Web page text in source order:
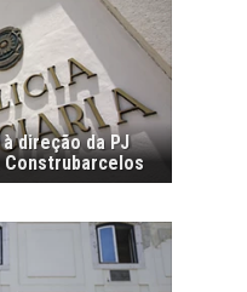
direção da PJ
Construbarcelos